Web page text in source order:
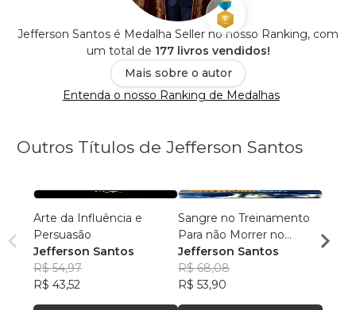
Jefferson Santos é Medalha Seller no nosso Ranking, com
um total de 177 livros vendidos!
Mais sobre o autor
Entenda o nosso Ranking de Medalhas
Outros Títulos de Jefferson Santos
Arte da Influência e
Persuasão
Jefferson Santos
R$ 54,97
R$ 43,52
Sangre no Treinamento
Para não Morrer no
Campo de Batalha
Jefferson Santos
R$ 68,08
R$ 53,90